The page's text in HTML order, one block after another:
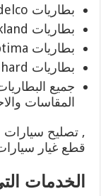
بطاريات ac delco
بطاريات Kirkland
بطاريات optima
بطاريات diehard
جميع
المقاسات
, تصليح
قطع غيار
الخدمات